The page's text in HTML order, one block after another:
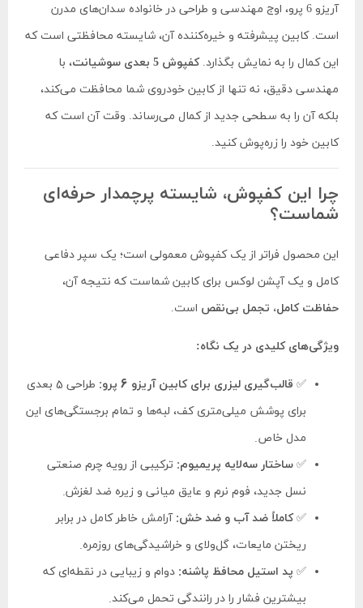
آریزو 6 پرو، اوج مهندسی و طراحی در خانواده سدان‌های مدرن
است. کابین پیشرفته و خیره‌کننده آن، شایسته محافظتی است که
این کمال را به نمایش بگذارد.کفپوش 5 بعدی سوشیانت
، با
مهندسی دقیق، نه تنها از کابین خودروی شما محافظت می‌کند،
بلکه آن را به سطحی جدید از کمال می‌رساند. وقت آن است که
کابین خود را زره‌پوش کنید.
چرا این کفپوش، شایسته پرچمدار حرفه‌ای
شماست؟
این محصول فراتر از یک کفپوش معمولی است؛ یک سپر دفاعی
کامل و یک آپشن لوکس برای کابین شماست که نتیجه آن،
حفاظت کامل، تجمل بی‌نقص است.
ویژگی‌های کلیدی در یک نگاه:
✅ قالب‌گیری لیزری برای کابین آریزو 6 پرو:
طراحی 5 بعدی
برای پوشش میلی‌متری کف، لبه‌ها و تمام برجستگی‌های این
مدل خاص.
✅ ساختار سه‌لایه پریمیوم: ترکیبی از رویه چرم صنعتی
نسل جدید، فوم نرم و عایق میانی و زیره ضد لغزش.
✅کاملاً ضد آب و ضد خش: آرامش خاطر کامل در برابر
ریختن مایعات، گل‌ولای و خراشیدگی‌های روزمره.
✅ پد استیل محافظ پاشنه: دوام و زیبایی در نقطه‌ای که
بیشترین فشار را در رانندگی تحمل می‌کند.